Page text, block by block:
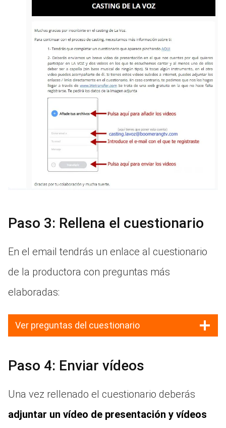
Paso 3: Rellena el cuestionario
En el email tendrás un enlace al cuestionario
de la productora con preguntas más
elaboradas:
Ver preguntas del cuestionario
Paso 4: Enviar vídeos
Una vez rellenado el cuestionario deberás
adjuntar un vídeo de presentación y vídeos